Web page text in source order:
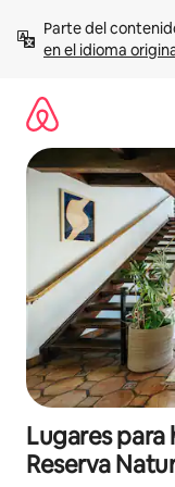
contenido
Parte del
en el idioma
Lugares
Reserva